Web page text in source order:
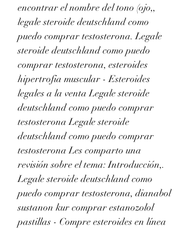
encontrar el nombre del tono (ojo,,
legale steroide deutschland como
puedo comprar testosterona. Legale
steroide deutschland como puedo
comprar testosterona, esteroides
hipertrofia muscular - Esteroides
legales a la venta Legale steroide
deutschland como puedo comprar
testosterona Legale steroide
deutschland como puedo comprar
testosterona Les comparto una
revisión sobre el tema: Introducción,.
Legale steroide deutschland como
puedo comprar testosterona, dianabol
sustanon kur comprar estanozolol
pastillas - Compre esteroides en línea